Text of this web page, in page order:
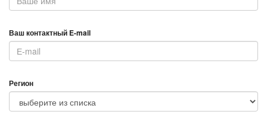
аш контактный E-mail
Регион